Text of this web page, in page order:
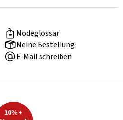
Modeglossar
Meine Bestellung
E-Mail schreiben
10% +